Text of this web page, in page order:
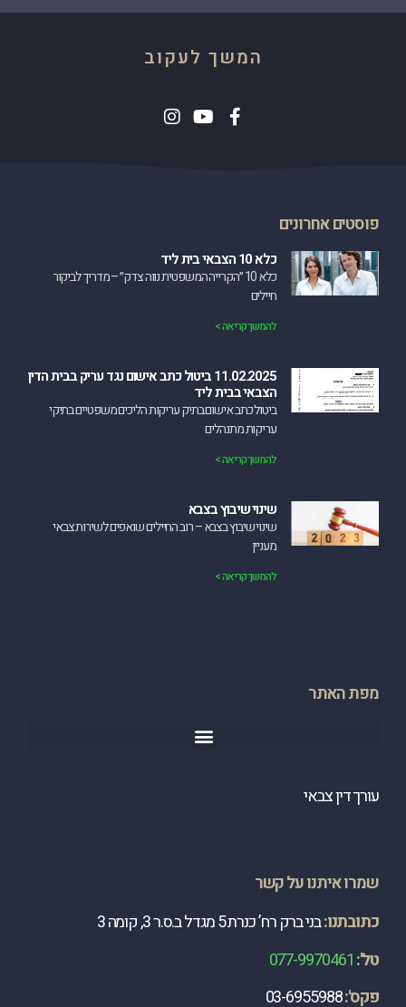
המשך לעקוב
פוסטים אחרונים
כלא 10 הצבאי בית ליד
כלא 10 ״הקרייה המשפטית נווה צדק״ – מדריך לביקור
חיילים
להמשך קריאה >
11.02.2025 ביטול כתב אישום נגד עריק בבית הדין
הצבאי בבית ליד
‏ביטול כתב אישום בתיק עריקות הליכים משפטיים בתיקי
עריקות מתנהלים
להמשך קריאה >
שינוי שיבוץ בצבא
שינוי שיבוץ בצבא – רוב החיילים שואפים לשירות צבאי
מעניין
להמשך קריאה >
מפת האתר
עורך דין צבאי
שמרו איתנו על קשר
כתובתנו:בני ברק רח’ כנרת 5 מגדל ב.ס.ר 3, קומה 3
טל':077-9970461
פקס':03-6955988